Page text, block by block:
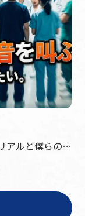
『「あるある」と叫びたい。現場